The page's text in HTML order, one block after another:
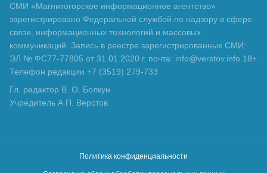
СМИ «Магнитогорское информационное агентство»
зарегистрировано Федеральной службой по надзору в сфере
связи, информационных технологий и массовых
коммуникаций. Запись в реестре зарегистрированных СМИ:
ЭЛ № ФС77-77805 от 31.01.2020 г. почта: info@verstov.info 18+
Телефон редакции +7 (3519) 279-733
Гл. редактор В. О. Болкун
Учредитель А.П. Верстов
Политика конфиденциальности